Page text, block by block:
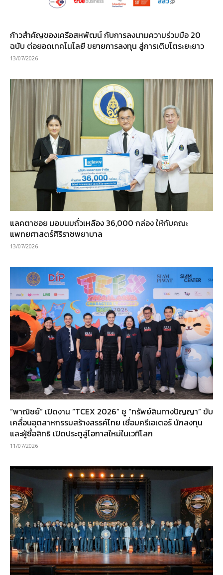
ก้าวสำคัญของเครือสหพัฒน์ กับการลงนามความร่วมมือ 20
ฉบับ ต่อยอดเทคโนโลยี ขยายการลงทุน สู่การเติบโตระยะยาว
13/07/2026
แลคตาซอย มอบนมถั่วเหลือง 36,000 กล่อง ให้กับคณะ
แพทยศาสตร์ศิริราชพยาบาล
13/07/2026
“พาณิชย์” เปิดงาน “TCEX 2026” ชู “ทรัพย์สินทางปัญญา” ขับ
เคลื่อนอุตสาหกรรมสร้างสรรค์ไทย เชื่อมครีเอเตอร์ นักลงทุน
และผู้ซื้อสิทธิ เปิดประตูสู่โอกาสใหม่ในเวทีโลก
11/07/2026